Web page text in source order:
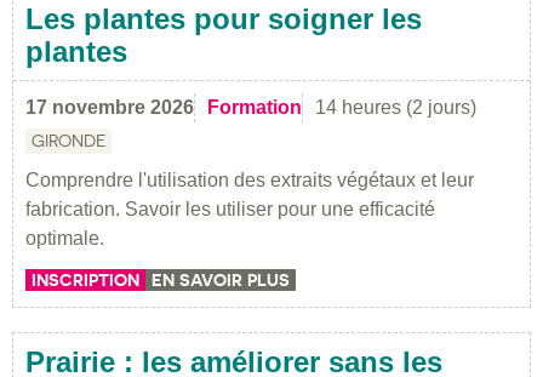
Les plantes pour soigner les
plantes
17 novembre 2026 Formation 14 heures (2 jours)
GIRONDE
Comprendre l'utilisation des extraits végétaux et leur
fabrication. Savoir les utiliser pour une efficacité
optimale.
INSCRIPTION EN SAVOIR PLUS
Prairie : les améliorer sans les